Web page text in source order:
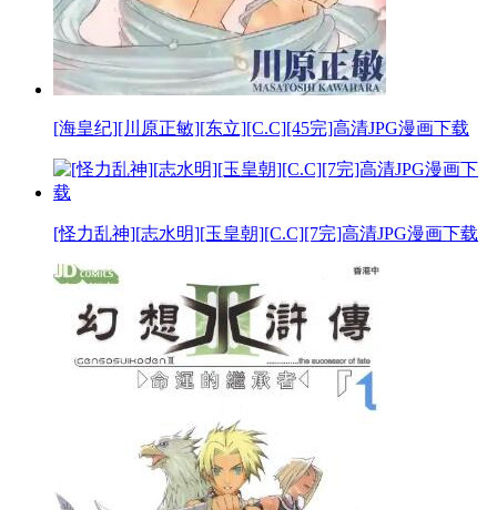
[海皇纪][川原正敏][东立][C.C][45完]高清JPG漫画下载
[怪力乱神][志水明][玉皇朝][C.C][7完]高清JPG漫画下载